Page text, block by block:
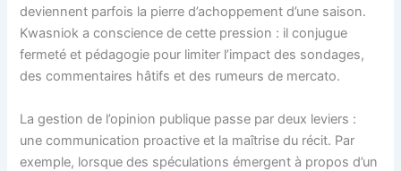
deviennent parfois la pierre d’achoppement d’une saison.
Kwasniok a conscience de cette pression : il conjugue
fermeté et pédagogie pour limiter l’impact des sondages,
des commentaires hâtifs et des rumeurs de mercato.
La gestion de l’opinion publique passe par deux leviers :
une communication proactive et la maîtrise du récit. Par
exemple, lorsque des spéculations émergent à propos d’un